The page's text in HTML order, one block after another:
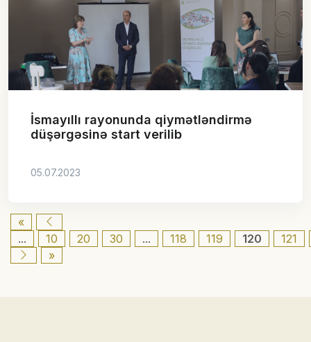
İsmayıllı rayonunda qiymətləndirmə
düşərgəsinə start verilib
05.07.2023
«
...
10 20 30 ... 118 119 120
121
»